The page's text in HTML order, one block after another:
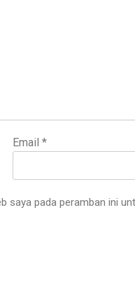
Email *
saya pada peramban ini